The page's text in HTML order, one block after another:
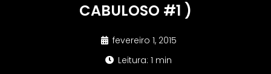
CABULOSO #1 )
fevereiro 1, 2015
Leitura: 1 min